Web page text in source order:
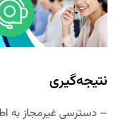
نتیجه‌گیری
– دسترسی غیرمجاز به